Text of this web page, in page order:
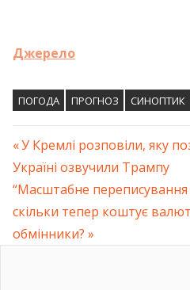
Джерело
ПОГОДА ПРОГНОЗ СИНОПТИК
Навігація
записів
Previous
Post:
У Кремлі розповіли, яку
Україні озвучили Трампу
Next
Post:
“Масштабне переписування
скільки тепер коштує
обмінники?